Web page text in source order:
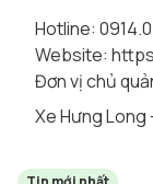
Hotline:
Website:
Đơn vị chủ
Xe Hưng Long